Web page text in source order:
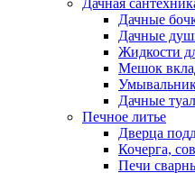
Дачная
Дачные
Дачные
Жидкости
Мешок
Дачные
Печное литье
Дверца
Кочерга,
Печи